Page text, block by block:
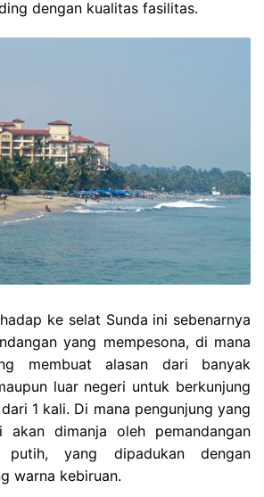
dengan kualitas fasilitas.
ke selat Sunda ini sebenarnya
yang mempesona, di mana
membuat alasan dari banyak
luar negeri untuk berkunjung
1 kali. Di mana pengunjung yang
dimanja oleh pemandangan
putih, yang dipadukan dengan
warna kebiruan.